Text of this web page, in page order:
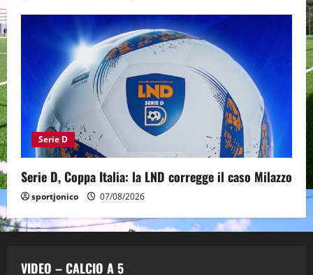
Serie D
Serie D, Coppa Italia: la LND corregge il caso Milazzo
sportjonico 07/08/2026
VIDEO – CALCIO A 5